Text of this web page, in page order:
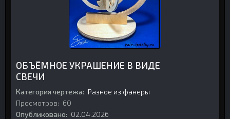
ОБЪЁМНОЕ УКРАШЕНИЕ В ВИДЕ
СВЕЧИ
Категория чертежа: Разное из фанеры
Просмотров: 60
Опубликовано: 02.04.2026